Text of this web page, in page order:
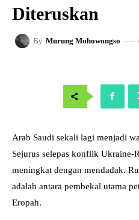
Diteruskan
By Murung Mohowongso
Arab Saudi sekali lagi menjadi
Sejurus selepas konflik Ukraine-
meningkat dengan mendadak.
adalah antara pembekal utama
Eropah.